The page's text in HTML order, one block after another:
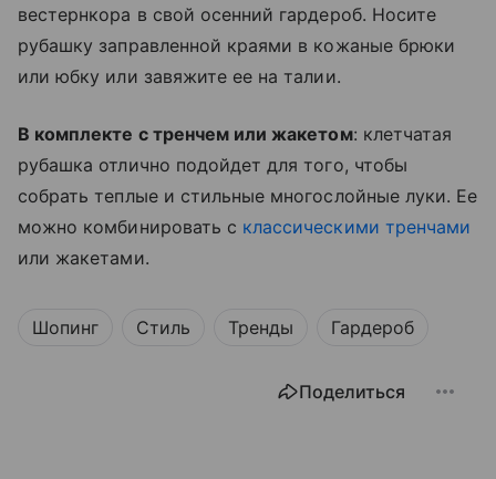
вестернкора в свой осенний гардероб. Носите
рубашку заправленной краями в кожаные брюки
или юбку или завяжите ее на талии.
В комплекте с тренчем или жакетом: клетчатая
рубашка отлично подойдет для того, чтобы
собрать теплые и стильные многослойные луки. Ее
можно комбинировать с классическими тренчами
или жакетами.
Шопинг Стиль Тренды Гардероб
Поделиться